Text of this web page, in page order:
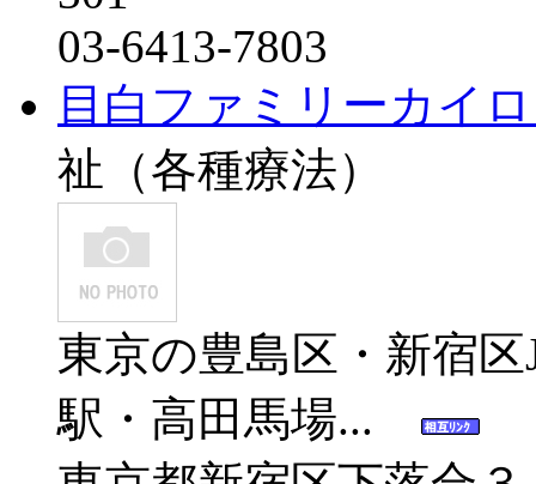
03-6413-7803
目白ファミリーカイ
祉（各種療法）
東京の豊島区・新宿
駅・高田馬場...